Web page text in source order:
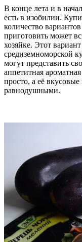
В конце лета и в
есть в изобилии.
количество
приготовить может
хозяйке. Этот
средиземноморской
могут представить
аппетитная
просто, а её вкусовые
равнодушными.